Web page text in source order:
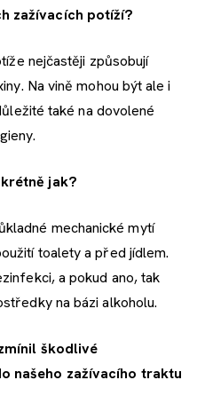
zažívacích potíží?
nejčastěji způsobují
Na vině mohou být ale i
také na dovolené
jak?
mechanické mytí
toalety a před jídlem.
a pokud ano, tak
na bázi alkoholu.
škodlivé
našeho zažívacího traktu